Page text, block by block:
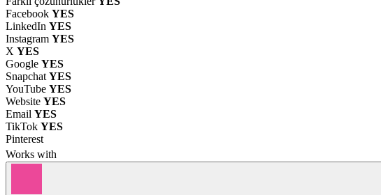
Facebook YES
LinkedIn YES
Instagram YES
X YES
Google YES
Snapchat YES
YouTube YES
Website YES
Email YES
TikTok YES
Pinterest
Works with